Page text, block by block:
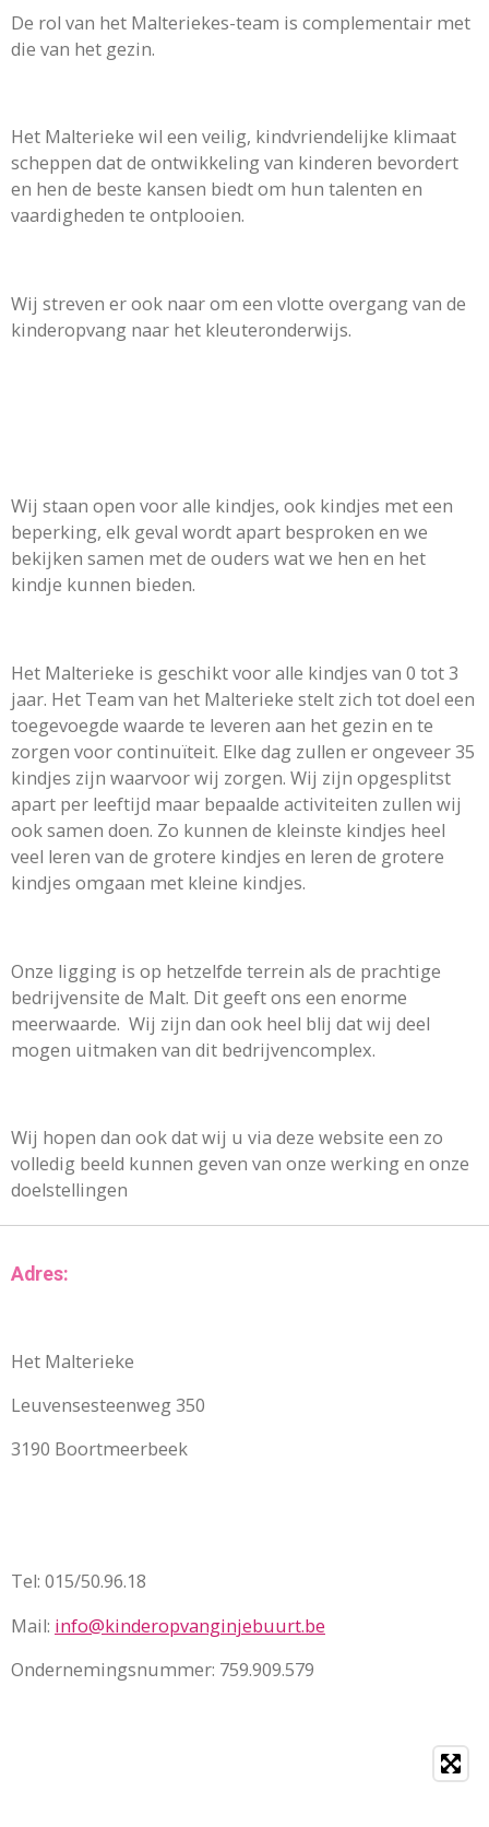
De rol van het Malteriekes-team is complementair met
die van het gezin.
Het Malterieke wil een veilig, kindvriendelijke klimaat
scheppen dat de ontwikkeling van kinderen bevordert
en hen de beste kansen biedt om hun talenten en
vaardigheden te ontplooien.
Wij streven er ook naar om een vlotte overgang van de
kinderopvang naar het kleuteronderwijs.
Wij staan open voor alle kindjes, ook kindjes met een
beperking, elk geval wordt apart besproken en we
bekijken samen met de ouders wat we hen en het
kindje kunnen bieden.
Het Malterieke is geschikt voor alle kindjes van 0 tot 3
jaar. Het Team van het Malterieke stelt zich tot doel een
toegevoegde waarde te leveren aan het gezin en te
zorgen voor continuïteit. Elke dag zullen er ongeveer 35
kindjes zijn waarvoor wij zorgen. Wij zijn opgesplitst
apart per leeftijd maar bepaalde activiteiten zullen wij
ook samen doen. Zo kunnen de kleinste kindjes heel
veel leren van de grotere kindjes en leren de grotere
kindjes omgaan met kleine kindjes.
Onze ligging is op hetzelfde terrein als de prachtige
bedrijvensite de Malt. Dit geeft ons een enorme
meerwaarde. Wij zijn dan ook heel blij dat wij deel
mogen uitmaken van dit bedrijvencomplex.
Wij hopen dan ook dat wij u via deze website een zo
volledig beeld kunnen geven van onze werking en onze
doelstellingen
Adres:
Het Malterieke
Leuvensesteenweg 350
3190 Boortmeerbeek
Tel: 015/50.96.18
Mail: info@kinderopvanginjebuurt.be
Ondernemingsnummer: 759.909.579